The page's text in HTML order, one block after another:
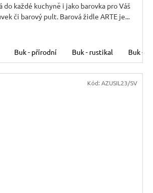
do každé kuchyně i jako barovka pro Váš
či barový pult. Barová židle ARTE je...
Buk - přírodní Buk - rustikal Buk -
Kód: AZUSIL23/SV